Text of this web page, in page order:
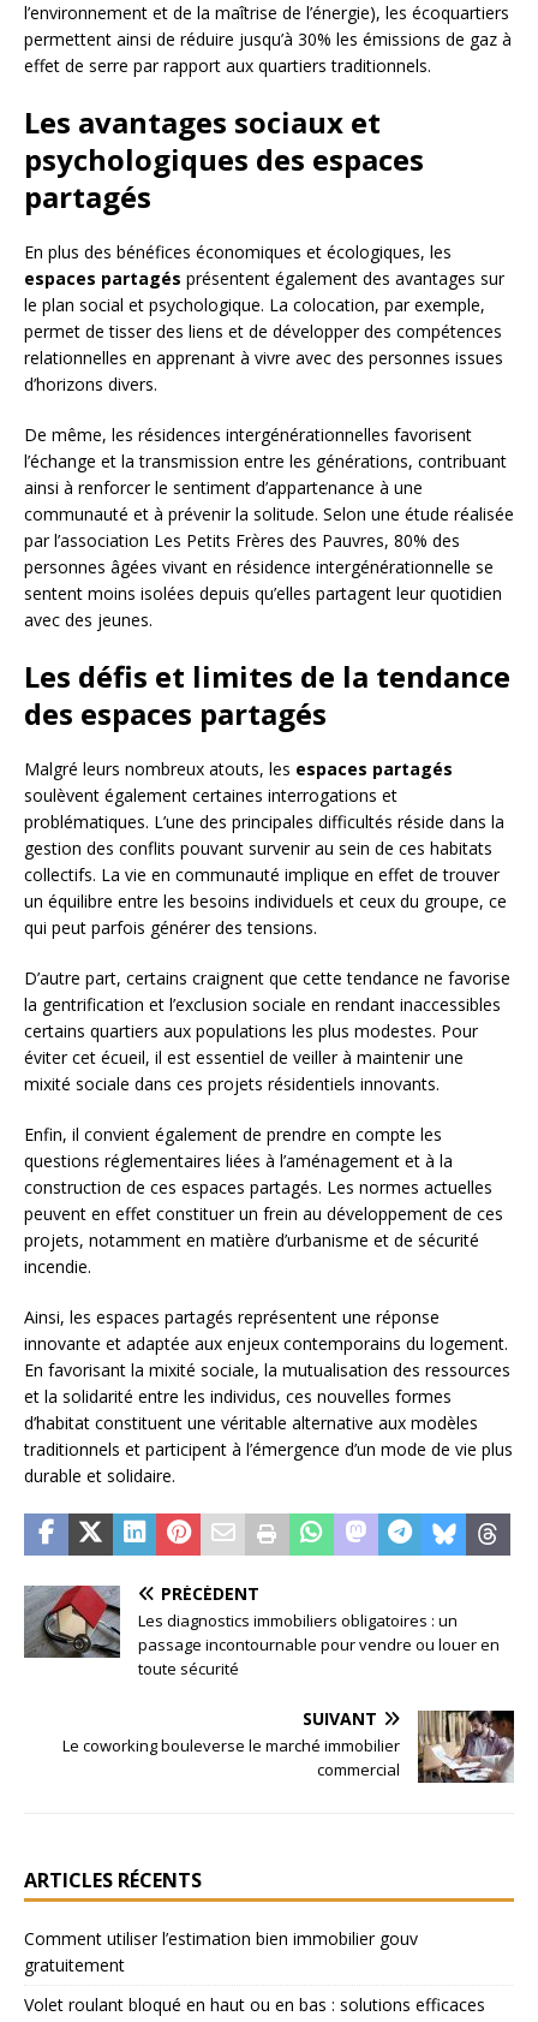
l’environnement et de la maîtrise de l’énergie), les écoquartiers
permettent ainsi de réduire jusqu’à 30% les émissions de gaz à
effet de serre par rapport aux quartiers traditionnels.
Les avantages sociaux et
psychologiques des espaces
partagés
En plus des bénéfices économiques et écologiques, les
espaces partagés présentent également des avantages sur
le plan social et psychologique. La colocation, par exemple,
permet de tisser des liens et de développer des compétences
relationnelles en apprenant à vivre avec des personnes issues
d’horizons divers.
De même, les résidences intergénérationnelles favorisent
l’échange et la transmission entre les générations, contribuant
ainsi à renforcer le sentiment d’appartenance à une
communauté et à prévenir la solitude. Selon une étude réalisée
par l’association Les Petits Frères des Pauvres, 80% des
personnes âgées vivant en résidence intergénérationnelle se
sentent moins isolées depuis qu’elles partagent leur quotidien
avec des jeunes.
Les défis et limites de la tendance
des espaces partagés
Malgré leurs nombreux atouts, les espaces partagés
soulèvent également certaines interrogations et
problématiques. L’une des principales difficultés réside dans la
gestion des conflits pouvant survenir au sein de ces habitats
collectifs. La vie en communauté implique en effet de trouver
un équilibre entre les besoins individuels et ceux du groupe, ce
qui peut parfois générer des tensions.
D’autre part, certains craignent que cette tendance ne favorise
la gentrification et l’exclusion sociale en rendant inaccessibles
certains quartiers aux populations les plus modestes. Pour
éviter cet écueil, il est essentiel de veiller à maintenir une
mixité sociale dans ces projets résidentiels innovants.
Enfin, il convient également de prendre en compte les
questions réglementaires liées à l’aménagement et à la
construction de ces espaces partagés. Les normes actuelles
peuvent en effet constituer un frein au développement de ces
projets, notamment en matière d’urbanisme et de sécurité
incendie.
Ainsi, les espaces partagés représentent une réponse
innovante et adaptée aux enjeux contemporains du logement.
En favorisant la mixité sociale, la mutualisation des ressources
et la solidarité entre les individus, ces nouvelles formes
d’habitat constituent une véritable alternative aux modèles
traditionnels et participent à l’émergence d’un mode de vie plus
durable et solidaire.
PRÉCÉDENT
Les diagnostics immobiliers obligatoires : un
passage incontournable pour vendre ou louer en
toute sécurité
SUIVANT
Le coworking bouleverse le marché immobilier
commercial
ARTICLES RÉCENTS
Comment utiliser l’estimation bien immobilier gouv
gratuitement
Volet roulant bloqué en haut ou en bas : solutions efficaces